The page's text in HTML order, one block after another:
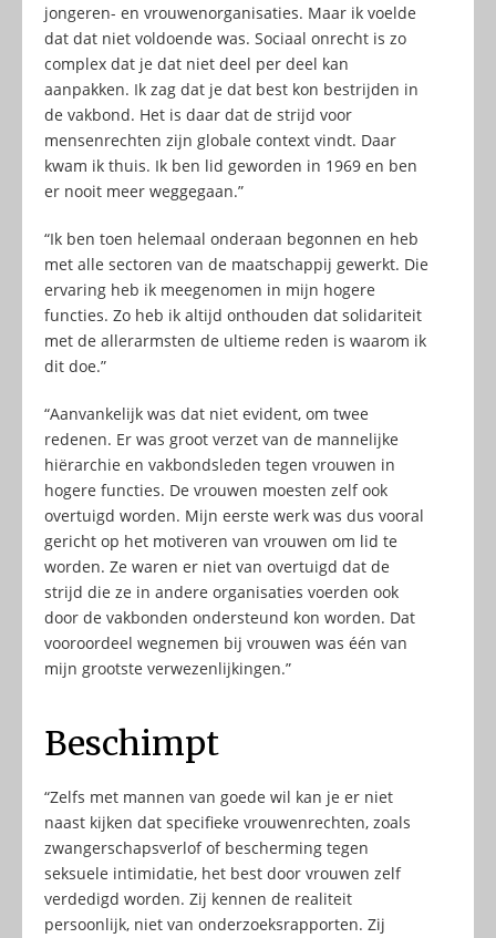
jongeren- en vrouwenorganisaties. Maar ik voelde
dat dat niet voldoende was. Sociaal onrecht is zo
complex dat je dat niet deel per deel kan
aanpakken. Ik zag dat je dat best kon bestrijden in
de vakbond. Het is daar dat de strijd voor
mensenrechten zijn globale context vindt. Daar
kwam ik thuis. Ik ben lid geworden in 1969 en ben
er nooit meer weggegaan.”
“Ik ben toen helemaal onderaan begonnen en heb
met alle sectoren van de maatschappij gewerkt. Die
ervaring heb ik meegenomen in mijn hogere
functies. Zo heb ik altijd onthouden dat solidariteit
met de allerarmsten de ultieme reden is waarom ik
dit doe.”
“Aanvankelijk was dat niet evident, om twee
redenen. Er was groot verzet van de mannelijke
hiërarchie en vakbondsleden tegen vrouwen in
hogere functies. De vrouwen moesten zelf ook
overtuigd worden. Mijn eerste werk was dus vooral
gericht op het motiveren van vrouwen om lid te
worden. Ze waren er niet van overtuigd dat de
strijd die ze in andere organisaties voerden ook
door de vakbonden ondersteund kon worden. Dat
vooroordeel wegnemen bij vrouwen was één van
mijn grootste verwezenlijkingen.”
Beschimpt
“Zelfs met mannen van goede wil kan je er niet
naast kijken dat specifieke vrouwenrechten, zoals
zwangerschapsverlof of bescherming tegen
seksuele intimidatie, het best door vrouwen zelf
verdedigd worden. Zij kennen de realiteit
persoonlijk, niet van onderzoeksrapporten. Zij